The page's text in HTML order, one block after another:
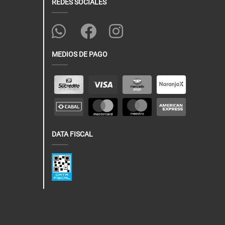
REDES SOCIALES
MEDIOS DE PAGO
DATA FISCAL